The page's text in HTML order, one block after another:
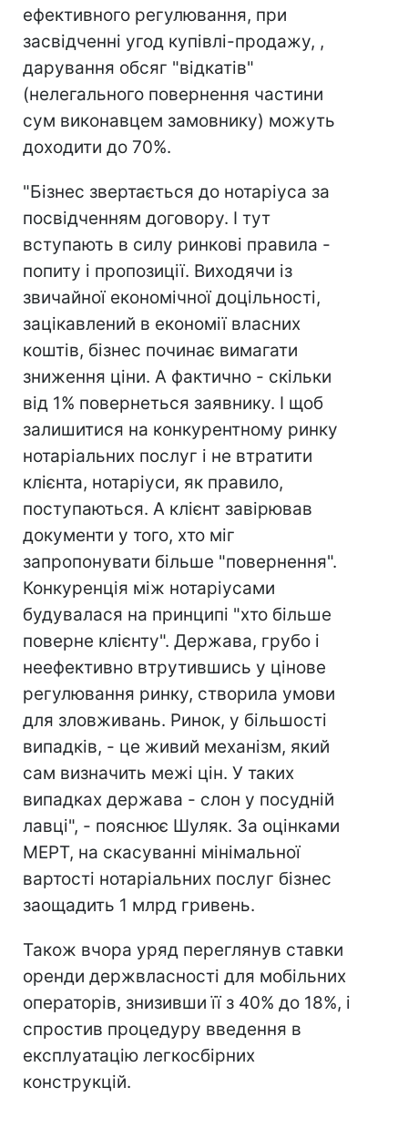
ефективного регулювання, при
засвідченні угод купівлі-продажу, ,
дарування обсяг "відкатів"
(нелегального повернення частини
сум виконавцем замовнику) можуть
доходити до 70%.
"Бізнес звертається до нотаріуса за
посвідченням договору. І тут
вступають в силу ринкові правила -
попиту і пропозиції. Виходячи із
звичайної економічної доцільності,
зацікавлений в економії власних
коштів, бізнес починає вимагати
зниження ціни. А фактично - скільки
від 1% повернеться заявнику. І щоб
залишитися на конкурентному ринку
нотаріальних послуг і не втратити
клієнта, нотаріуси, як правило,
поступаються. А клієнт завірював
документи у того, хто міг
запропонувати більше "повернення".
Конкуренція між нотаріусами
будувалася на принципі "хто більше
поверне клієнту". Держава, грубо і
неефективно втрутившись у цінове
регулювання ринку, створила умови
для зловживань. Ринок, у більшості
випадків, - це живий механізм, який
сам визначить межі цін. У таких
випадках держава - слон у посудній
лавці", - пояснює Шуляк. За оцінками
МЕРТ, на скасуванні мінімальної
вартості нотаріальних послуг бізнес
заощадить 1 млрд гривень.
Також вчора уряд переглянув ставки
оренди держвласності для мобільних
операторів, знизивши її з 40% до 18%, і
спростив процедуру введення в
експлуатацію легкосбірних
конструкцій.